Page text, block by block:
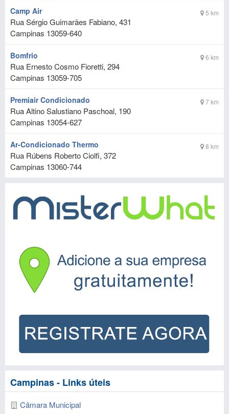
5 km
Camp Air
Rua Sérgio Guimarães Fabiano, 431
Campinas 13059-640
6 km
Bomfrio
Rua Ernesto Cosmo Fioretti, 294
Campinas 13059-705
7 km
Premiair Condicionado
Rua Altino Salustiano Paschoal, 190
Campinas 13054-627
8 km
Ar-Condicionado Thermo
Rua Rúbens Roberto Ciolfi, 372
Campinas 13060-744
Campinas - Links úteis
Câmara Municipal